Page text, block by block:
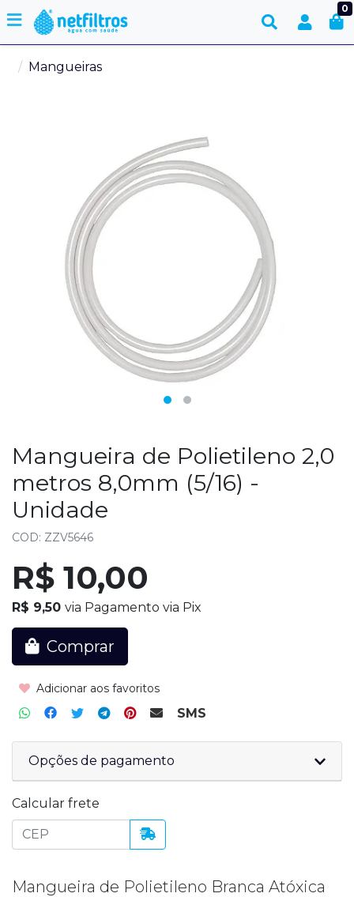
0
Mangueiras
Mangueira de Polietileno 2,0
metros 8,0mm (5/16) -
Unidade
COD: ZZV5646
R$ 10,00
R$ 9,50 via Pagamento via Pix
Comprar
Adicionar aos favoritos
SMS
Opções de pagamento
Calcular frete
Mangueira de Polietileno Branca Atóxica